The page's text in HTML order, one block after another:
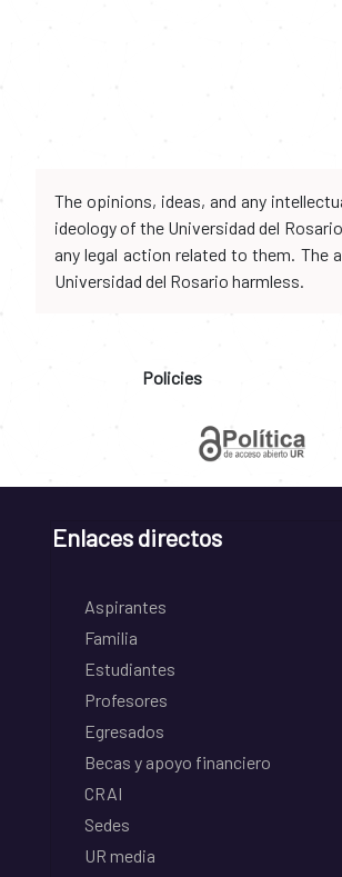
The opinions, ideas, and any
ideology of the Universidad del
any legal action related to them. The
Universidad del Rosario harmless.
Policies
Enlaces directos
Aspirantes
Familia
Estudiantes
Profesores
Egresados
Becas y apoyo financiero
CRAI
Sedes
UR media